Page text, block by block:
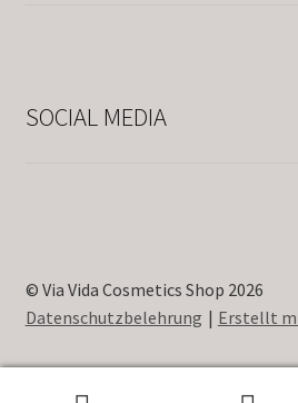
SOCIAL MEDIA
© Via Vida Cosmetics Shop 2026
Datenschutzbelehrung
Erstellt